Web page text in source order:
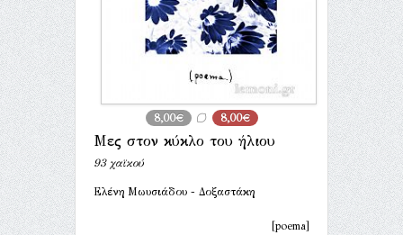
8,00€ 8,00€
Μες στον κύκλο του ήλιου
93 χαϊκού
Ελένη Μωυσιάδου - Δοξαστάκη
[poema]